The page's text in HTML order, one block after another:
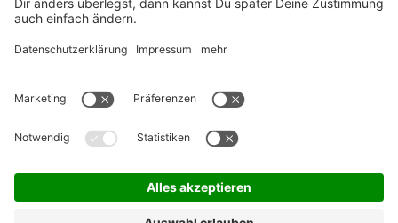
FÜR ARBEITGEBER & ARBEITNEHMER